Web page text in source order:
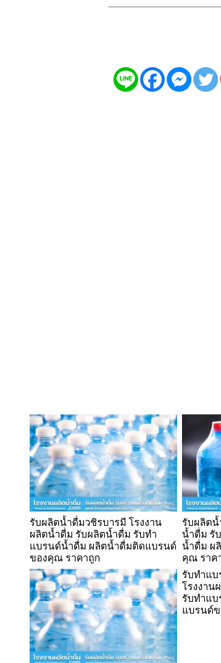
รับผลิตน้ำดื่มวชิรบารมี โรงงาน
ผลิตน้ำดื่ม รับผลิตน้ำดื่ม รับทำ
แบรนด์น้ำดื่ม ผลิตน้ำดื่มติดแบรนด์
ของคุณ ราคาถูก
รับผลิตน้
น้ำดื่ม รั
น้ำดื่ม ผ
คุณ ราค
รับทำแ
โรงงาน
รับทำแ
แบรนด์